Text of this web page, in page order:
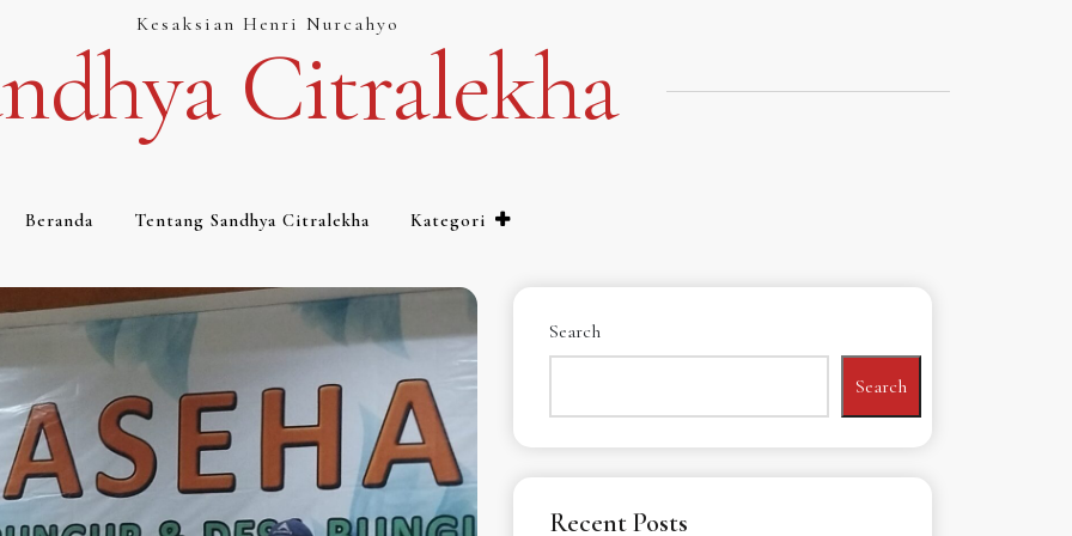
Kesaksian Henri Nurcahyo
Citralekha
Beranda Tentang Sandhya Citralekha Kategori
Search
Search
Recent Posts